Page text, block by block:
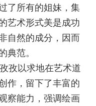
了所有的姐妹，集
艺术形式美是成功
自然的成分，因而
典范。
以求地在艺术道
作，留下了丰富的
察能力，强调绘画